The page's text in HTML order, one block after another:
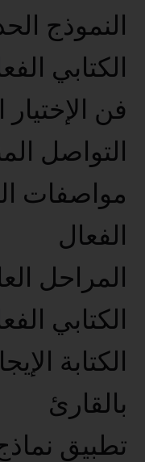
النموذج
الكتابي
فن
التواصل
مواصفات
الفعال
المراحل
الكتابي
الكتابة
بالقارئ
تطبيق